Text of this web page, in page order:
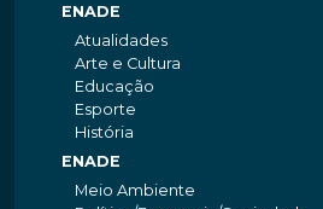
ENADE
Atualidades
Arte e Cultura
Educação
Esporte
História
ENADE
Meio Ambiente